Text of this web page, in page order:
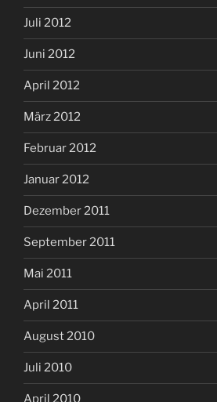
Juli 2012
Juni 2012
April 2012
März 2012
Februar 2012
Januar 2012
Dezember 2011
September 2011
Mai 2011
April 2011
August 2010
Juli 2010
April 2010